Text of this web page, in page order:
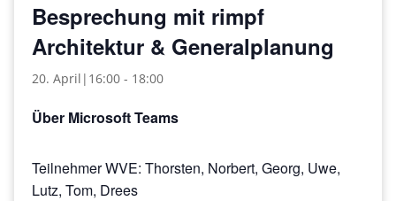
Besprechung mit rimpf
Architektur & Generalplanung
20. April|16:00- 18:00
Über Microsoft Teams
Teilnehmer WVE: Thorsten, Norbert, Georg, Uwe,
Lutz, Tom, Drees